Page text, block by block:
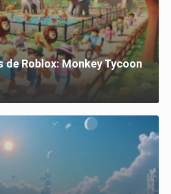
de Roblox: Monkey Tycoon